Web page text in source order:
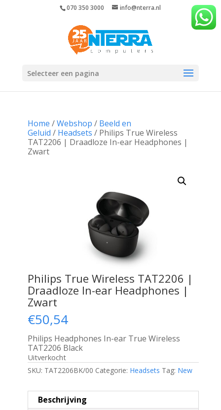
070 350 3000 info@nterra.nl
Selecteer een pagina
Home /Webshop / Beeld en
Geluid / Headsets / Philips True Wireless
TAT2206 | Draadloze In-ear Headphones |
Zwart
Philips True Wireless TAT2206 |
Draadloze In-ear Headphones |
Zwart
€50,54
Philips Headphones In-ear True Wireless
TAT2206 Black
Uitverkocht
SKU: TAT2206BK/00 Categorie: Headsets Tag: New
Beschrijving